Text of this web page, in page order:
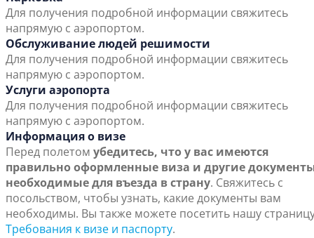
Для получения подробной информации свяжитесь
напрямую с аэропортом.
Обслуживание людей решимости
Для получения подробной информации свяжитесь
напрямую с аэропортом.
Услуги аэропорта
Для получения подробной информации свяжитесь
напрямую с аэропортом.
Информация о визе
Перед полетом убедитесь, что у вас имеются
правильно оформленные виза и другие
необходимые для въезда в страну. Свяжитесь с
посольством, чтобы узнать, какие документы вам
необходимы. Вы также можете посетить нашу
Требования к визе и паспорту.